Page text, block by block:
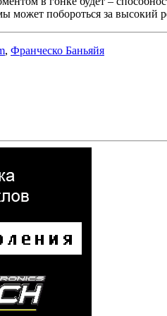
побороться за высокий
, Франческо Баньяйя